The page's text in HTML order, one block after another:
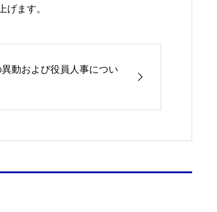
ます。
動および役員人事につい